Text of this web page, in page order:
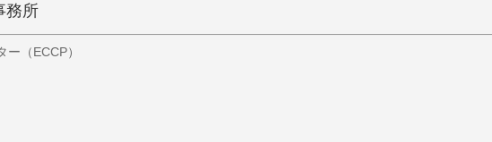
務所
（ECCP）